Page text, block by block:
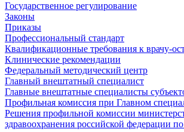
Государственное регулирование
Законы
Приказы
Профессиональный стандарт
Квалификационные требования к врачу-
Клинические рекомендации
Федеральный методический центр
Главный внештатный специалист
Главные внештатные специалисты
Профильная комиссия при Главном
Решения профильной комиссии
здравоохранения российской федерации